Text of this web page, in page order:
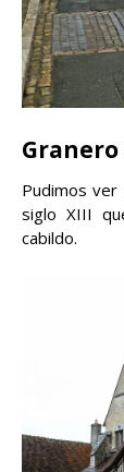
Pudimos ver
siglo XIII
cabildo.